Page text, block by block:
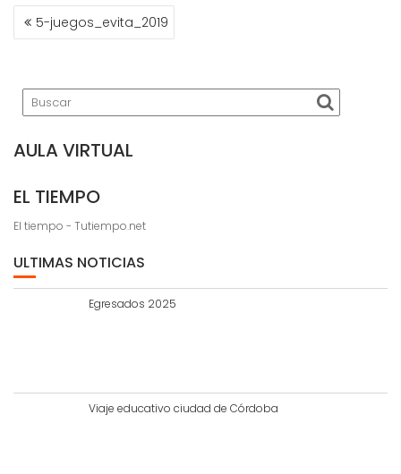
NAVEGACIÓN
DE5-juegos_evita_2019
AULA VIRTUAL
EL TIEMPO
El tiempo - Tutiempo.net
ULTIMAS NOTICIAS
Egresados 2025
Viaje educativo ciudad de Córdoba